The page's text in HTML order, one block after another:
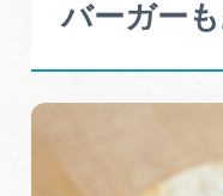
バーガー